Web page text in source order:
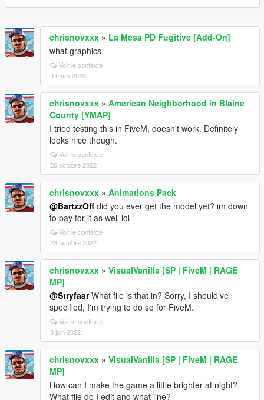
chrisnovxxx » La Mesa PD Fugitive [Add-On]
what graphics
Voir le contexte
9 mars 2023
chrisnovxxx » American Neighborhood in Blaine
County [YMAP]
I tried testing this in FiveM, doesn't work. Definitely
looks nice though.
Voir le contexte
26 octobre 2022
chrisnovxxx » Animations Pack
@BartzzOff did you ever get the model yet? im down
to pay for it as well lol
Voir le contexte
23 octobre 2022
chrisnovxxx » VisualVanilla [SP | FiveM | RAGE
MP]
@StryfaarWhat file is that in? Sorry, I should've
specified, I'm trying to do so for FiveM.
Voir le contexte
3 juin 2022
chrisnovxxx » VisualVanilla [SP | FiveM | RAGE
MP]
How can I make the game a little brighter at night?
What file do I edit and what line?